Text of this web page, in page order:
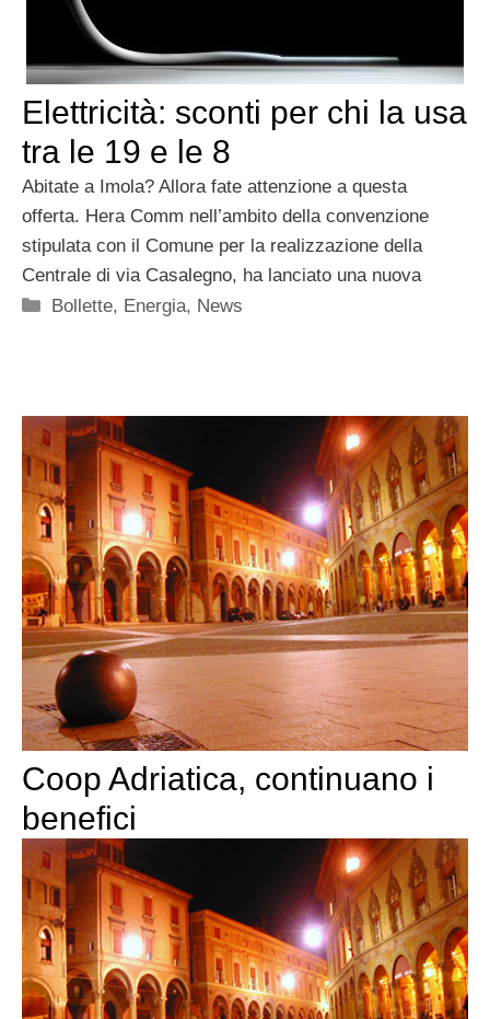
Elettricità: sconti per chi la usa
tra le 19 e le 8
Abitate a Imola? Allora fate attenzione a questa
offerta. Hera Comm nell’ambito della convenzione
stipulata con il Comune per la realizzazione della
Centrale di via Casalegno, ha lanciato una nuova
Categorie
Bollette, Energia, News
Coop Adriatica, continuano i
benefici